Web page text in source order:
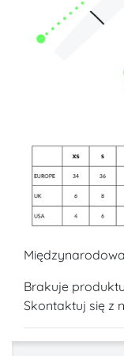
Brakuje
Skontaktuj się z